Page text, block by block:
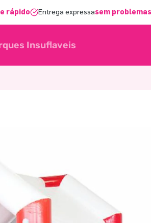
rápido Entrega expressasem problemas
Insuflaveis